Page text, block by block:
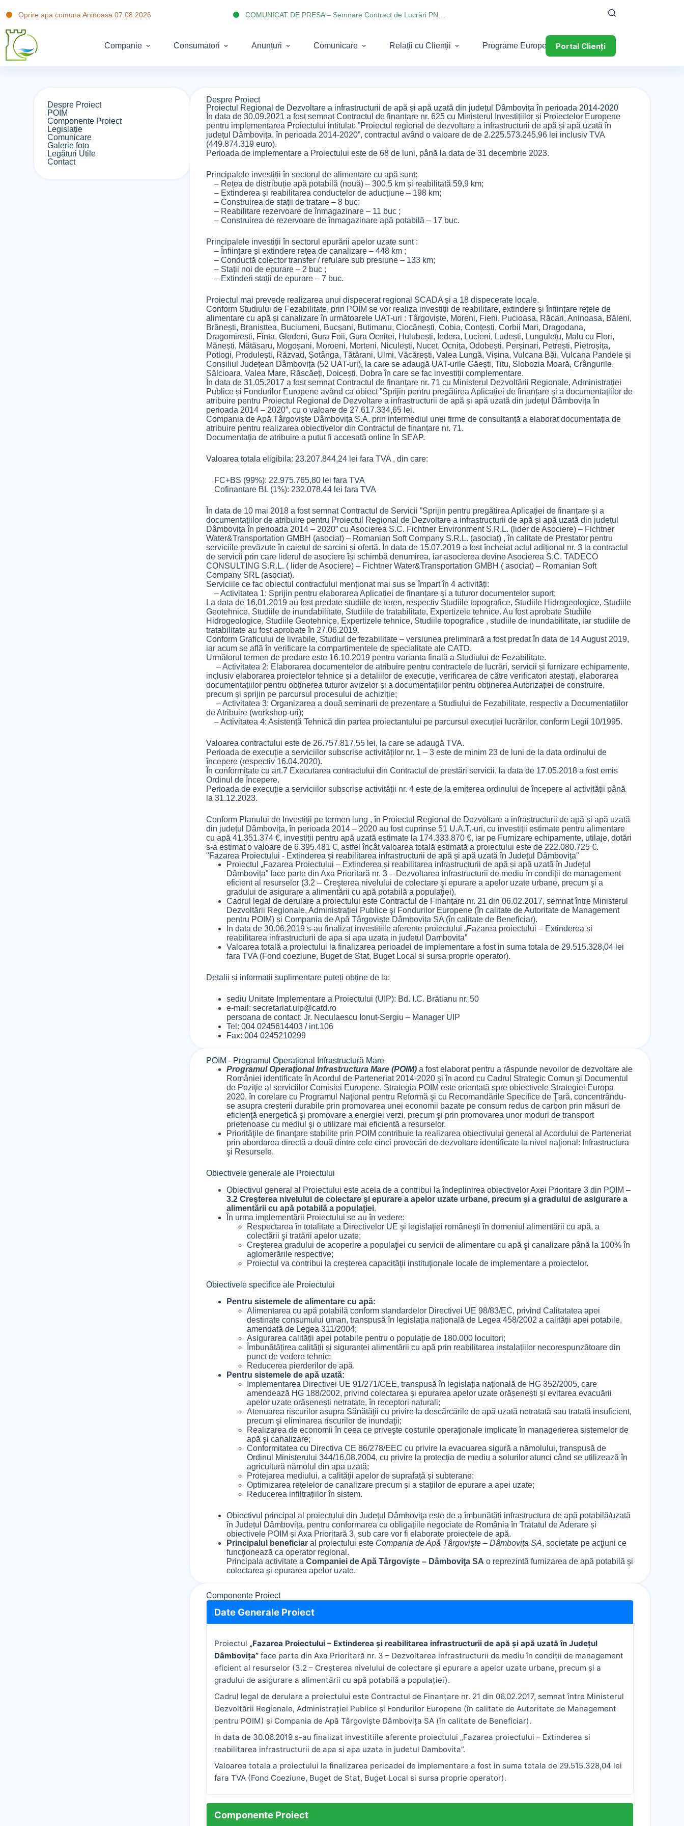
Oprire apa comuna Aninoasa 07.08.2026
Companie Consumatori Anunțuri Comunicare Relații cu Clienții Programe Europene Portal Clienți
Despre Proiect
POIM
Componente Proiect
Legislație
Comunicare
Galerie foto
Legături Utile
Contact
Despre Proiect
Proiectul Regional de Dezvoltare a infrastructurii de apă și apă uzată din județul Dâmbovița în perioada 2014-2020
În data de 30.09.2021 a fost semnat Contractul de finanțare nr. 625 cu Ministerul Investițiilor și Proiectelor Europene
pentru implementarea Proiectului intitulat: ”Proiectul regional de dezvoltare a infrastructurii de apă și apă uzată în
județul Dâmbovița, în perioada 2014-2020”, contractul având o valoare de de 2.225.573.245,96 lei inclusiv TVA
(449.874.319 euro).
Perioada de implementare a Proiectului este de 68 de luni, până la data de 31 decembrie 2023.
Principalele investiții în sectorul de alimentare cu apă sunt:
– Rețea de distribuție apă potabilă (nouă) – 300,5 km și reabilitată 59,9 km;
– Extinderea și reabilitarea conductelor de aducțiune – 198 km;
– Construirea de stații de tratare – 8 buc;
– Reabilitare rezervoare de înmagazinare – 11 buc ;
– Construirea de rezervoare de înmagazinare apă potabilă – 17 buc.
Principalele investiții în sectorul epurării apelor uzate sunt :
– Înființare și extindere rețea de canalizare – 448 km ;
– Conductă colector transfer / refulare sub presiune – 133 km;
– Stații noi de epurare – 2 buc ;
– Extinderi stații de epurare – 7 buc.
Proiectul mai prevede realizarea unui dispecerat regional SCADA și a 18 dispecerate locale.
Conform Studiului de Fezabilitate, prin POIM se vor realiza investiții de reabilitare, extindere și înființare rețele de
alimentare cu apă și canalizare în următoarele UAT-uri : Târgoviște, Moreni, Fieni, Pucioasa, Răcari, Aninoasa, Băleni,
Brănești, Branișttea, Buciumeni, Bucșani, Butimanu, Ciocănești, Cobia, Conțești, Corbii Mari, Dragodana,
Dragomirești, Finta, Glodeni, Gura Foii, Gura Ocniței, Hulubești, Iedera, Lucieni, Ludești, Lungulețu, Malu cu Flori,
Mănești, Mătăsaru, Mogoșani, Moroeni, Morteni, Niculești, Nucet, Ocnița, Odobești, Perșinari, Petrești, Pietroșița,
Potlogi, Produlești, Răzvad, Șotânga, Tătărani, Ulmi, Văcărești, Valea Lungă, Vișina, Vulcana Băi, Vulcana Pandele și
Consiliul Județean Dâmbovița (52 UAT-uri), la care se adaugă UAT-urile Găești, Titu, Slobozia Moară, Crângurile,
Sălcioara, Valea Mare, Răscăeți, Doicești, Dobra în care se fac investiții complementare.
În data de 31.05.2017 a fost semnat Contractul de finanțare nr. 71 cu Ministerul Dezvoltării Regionale, Administrației
Publice și Fondurilor Europene având ca obiect ”Sprijin pentru pregătirea Aplicației de finanțare și a documentațiilor de
atribuire pentru Proiectul Regional de Dezvoltare a infrastructurii de apă și apă uzată din județul Dâmbovița în
perioada 2014 – 2020”, cu o valoare de 27.617.334,65 lei.
Compania de Apă Târgoviște Dâmbovița S.A. prin intermediul unei firme de consultanță a elaborat documentația de
atribuire pentru realizarea obiectivelor din Contractul de finanțare nr. 71.
Documentația de atribuire a putut fi accesată online în SEAP.
Valoarea totala eligibila: 23.207.844,24 lei fara TVA , din care:
FC+BS (99%): 22.975.765,80 lei fara TVA
Cofinantare BL (1%): 232.078,44 lei fara TVA
În data de 10 mai 2018 a fost semnat Contractul de Servicii ”Sprijin pentru pregătirea Aplicației de finanțare și a
documentațiilor de atribuire pentru Proiectul Regional de Dezvoltare a infrastructurii de apă și apă uzată din județul
Dâmbovița în perioada 2014 – 2020” cu Asocierea S.C. Fichtner Environment S.R.L. (lider de Asociere) – Fichtner
Water&Transportation GMBH (asociat) – Romanian Soft Company S.R.L. (asociat) , în calitate de Prestator pentru
serviciile prevăzute în caietul de sarcini și ofertă. În data de 15.07.2019 a fost încheiat actul adițional nr. 3 la contractul
de servicii prin care liderul de asociere își schimbă denumirea, iar asocierea devine Asocierea S.C. TADECO
CONSULTING S.R.L. ( lider de Asociere) – Fichtner Water&Transportation GMBH ( asociat) – Romanian Soft
Company SRL (asociat).
Serviciile ce fac obiectul contractului menționat mai sus se împart în 4 activități:
– Activitatea 1: Sprijin pentru elaborarea Aplicației de finanțare și a tuturor documentelor suport;
La data de 16.01.2019 au fost predate studiile de teren, respectiv Studiile topografice, Studiile Hidrogeologice, Studiile
Geotehnice, Studiile de inundabilitate, Studiile de tratabilitate, Expertizele tehnice. Au fost aprobate Studiile
Hidrogeologice, Studiile Geotehnice, Expertizele tehnice, Studiile topografice , studiile de inundabilitate, iar studiile de
tratabilitate au fost aprobate în 27.06.2019.
Conform Graficului de livrabile, Studiul de fezabilitate – versiunea preliminară a fost predat în data de 14 August 2019,
iar acum se află în verificare la compartimentele de specialitate ale CATD.
Următorul termen de predare este 16.10.2019 pentru varianta finală a Studiului de Fezabilitate.
– Activitatea 2: Elaborarea documentelor de atribuire pentru contractele de lucrări, servicii și furnizare echipamente,
inclusiv elaborarea proiectelor tehnice și a detaliilor de execuție, verificarea de către verificatori atestați, elaborarea
documentațiilor pentru obținerea tuturor avizelor și a documentațiilor pentru obținerea Autorizației de construire,
precum și sprijin pe parcursul procesului de achiziție;
– Activitatea 3: Organizarea a două seminarii de prezentare a Studiului de Fezabilitate, respectiv a Documentațiilor
de Atribuire (workshop-uri);
– Activitatea 4: Asistență Tehnică din partea proiectantului pe parcursul execuției lucrărilor, conform Legii 10/1995.
Valoarea contractului este de 26.757.817,55 lei, la care se adaugă TVA.
Perioada de execuție a serviciilor subscrise activităților nr. 1 – 3 este de minim 23 de luni de la data ordinului de
începere (respectiv 16.04.2020).
În conformitate cu art.7 Executarea contractului din Contractul de prestări servicii, la data de 17.05.2018 a fost emis
Ordinul de Începere.
Perioada de execuție a serviciilor subscrise activității nr. 4 este de la emiterea ordinului de începere al activității până
la 31.12.2023.
Conform Planului de Investiții pe termen lung , în Proiectul Regional de Dezvoltare a infrastructurii de apă și apă uzată
din județul Dâmbovița, în perioada 2014 – 2020 au fost cuprinse 51 U.A.T.-uri, cu investiții estimate pentru alimentare
cu apă 41.351.374 €, investiții pentru apă uzată estimate la 174.333.870 €, iar pe Furnizare echipamente, utilaje, dotări
s-a estimat o valoare de 6.395.481 €, astfel încât valoarea totală estimată a proiectului este de 222.080.725 €.
"Fazarea Proiectului - Extinderea și reabilitarea infrastructurii de apă și apă uzată în Județul Dâmbovița"
Proiectul „Fazarea Proiectului – Extinderea și reabilitarea infrastructurii de apă și apă uzată în Județul
Dâmbovița” face parte din Axa Prioritară nr. 3 – Dezvoltarea infrastructurii de mediu în condiţii de management
eficient al resurselor (3.2 – Creşterea nivelului de colectare şi epurare a apelor uzate urbane, precum şi a
gradului de asigurare a alimentării cu apă potabilă a populaţiei).
Cadrul legal de derulare a proiectului este Contractul de Finanțare nr. 21 din 06.02.2017, semnat între Ministerul
Dezvoltării Regionale, Administrației Publice şi Fondurilor Europene (în calitate de Autoritate de Management
pentru POIM) și Compania de Apă Târgoviște Dâmbovița SA (în calitate de Beneficiar).
In data de 30.06.2019 s-au finalizat investitiile aferente proiectului „Fazarea proiectului – Extinderea si
reabilitarea infrastructurii de apa si apa uzata in judetul Dambovita”
Valoarea totală a proiectului la finalizarea perioadei de implementare a fost in suma totala de 29.515.328,04 lei
fara TVA (Fond coeziune, Buget de Stat, Buget Local si sursa proprie operator).
Detalii și informații suplimentare puteți obține de la:
sediu Unitate Implementare a Proiectului (UIP): Bd. I.C. Brătianu nr. 50
e-mail: secretariat.uip@catd.ro
persoana de contact: Jr. Neculaescu Ionut-Sergiu – Manager UIP
Tel: 004 0245614403 / int.106
Fax: 004 0245210299
POIM - Programul Operațional Infrastructură Mare
Programul Operaţional Infrastructura Mare (POIM) a fost elaborat pentru a răspunde nevoilor de dezvoltare ale
României identificate în Acordul de Parteneriat 2014-2020 şi în acord cu Cadrul Strategic Comun şi Documentul
de Poziţie al serviciilor Comisiei Europene. Strategia POIM este orientată spre obiectivele Strategiei Europa
2020, în corelare cu Programul Naţional pentru Reformă şi cu Recomandările Specifice de Ţară, concentrându-
se asupra creșterii durabile prin promovarea unei economii bazate pe consum redus de carbon prin măsuri de
eficienţă energetică şi promovare a energiei verzi, precum şi prin promovarea unor moduri de transport
prietenoase cu mediul şi o utilizare mai eficientă a resurselor.
Priorităţile de finanţare stabilite prin POIM contribuie la realizarea obiectivului general al Acordului de Parteneriat
prin abordarea directă a două dintre cele cinci provocări de dezvoltare identificate la nivel naţional: Infrastructura
şi Resursele.
Obiectivele generale ale Proiectului
Obiectivul general al Proiectului este acela de a contribui la îndeplinirea obiectivelor Axei Prioritare 3 din POIM –
3.2 Creşterea nivelului de colectare şi epurare a apelor uzate urbane, precum şi a gradului de asigurare a
alimentării cu apă potabilă a populaţiei.
În urma implementării Proiectului se au în vedere:
Respectarea în totalitate a Directivelor UE şi legislaţiei româneşti în domeniul alimentării cu apă, a
colectării şi tratării apelor uzate;
Creşterea gradului de acoperire a populaţiei cu servicii de alimentare cu apă şi canalizare până la 100% în
aglomerările respective;
Proiectul va contribui la creşterea capacităţii instituţionale locale de implementare a proiectelor.
Obiectivele specifice ale Proiectului
Pentru sistemele de alimentare cu apă:
Alimentarea cu apă potabilă conform standardelor Directivei UE 98/83/EC, privind Calitatatea apei
destinate consumului uman, transpusă în legislația națională de Legea 458/2002 a calității apei potabile,
amendată de Legea 311/2004;
Asigurarea calității apei potabile pentru o populație de 180.000 locuitori;
Îmbunătățirea calității și siguranței alimentării cu apă prin reabilitarea instalațiilor necorespunzătoare din
punct de vedere tehnic;
Reducerea pierderilor de apă.
Pentru sistemele de apă uzată:
Implementarea Directivei UE 91/271/CEE, transpusă în legislația națională de HG 352/2005, care
amendează HG 188/2002, privind colectarea și epurarea apelor uzate orășenești și evitarea evacuării
apelor uzate orășenești netratate, în receptori naturali;
Atenuarea riscurilor asupra Sănătăţii cu privire la descărcările de apă uzată netratată sau tratată insuficient,
precum şi eliminarea riscurilor de inundaţii;
Realizarea de economii în ceea ce priveşte costurile operaţionale implicate în managerierea sistemelor de
apă şi canalizare;
Conformitatea cu Directiva CE 86/278/EEC cu privire la evacuarea sigură a nămolului, transpusă de
Ordinul Ministerului 344/16.08.2004, cu privire la protecţia de mediu a solurilor atunci când se utilizează în
agricultură nămolul din apa uzată;
Protejarea mediului, a calității apelor de suprafață și subterane;
Optimizarea rețelelor de canalizare precum și a stațiilor de epurare a apei uzate;
Reducerea infiltrațiilor în sistem.
Obiectivul principal al proiectului din Judeţul Dâmboviţa este de a îmbunătăți infrastructura de apă potabilă/uzată
în Județul Dâmbovița, pentru conformarea cu obligațiile negociate de România în Tratatul de Aderare și
obiectivele POIM și Axa Prioritară 3, sub care vor fi elaborate proiectele de apă.
Principalul beneficiar al proiectului este Compania de Apă Târgovişte – Dâmboviţa SA, societate pe acţiuni ce
funcţionează ca operator regional.
Principala activitate aCompaniei de Apă Târgovişte – Dâmboviţa SA o reprezintă furnizarea de apă potabilă şi
colectarea şi epurarea apelor uzate.
Componente Proiect
Date Generale Proiect
Proiectul „Fazarea Proiectului – Extinderea și reabilitarea infrastructurii de apă și apă uzată în Județul
Dâmbovița” face parte din Axa Prioritară nr. 3 – Dezvoltarea infrastructurii de mediu în condiţii de management
eficient al resurselor (3.2 – Creşterea nivelului de colectare şi epurare a apelor uzate urbane, precum şi a
gradului de asigurare a alimentării cu apă potabilă a populaţiei).
Cadrul legal de derulare a proiectului este Contractul de Finanțare nr. 21 din 06.02.2017, semnat între Ministerul
Dezvoltării Regionale, Administrației Publice şi Fondurilor Europene (în calitate de Autoritate de Management
pentru POIM) și Compania de Apă Târgoviște Dâmbovița SA (în calitate de Beneficiar).
In data de 30.06.2019 s-au finalizat investitiile aferente proiectului „Fazarea proiectului – Extinderea si
reabilitarea infrastructurii de apa si apa uzata in judetul Dambovita”.
Valoarea totala a proiectului la finalizarea perioadei de implementare a fost in suma totala de 29.515.328,04 lei
fara TVA (Fond Coeziune, Buget de Stat, Buget Local si sursa proprie operator).
Componente Proiect